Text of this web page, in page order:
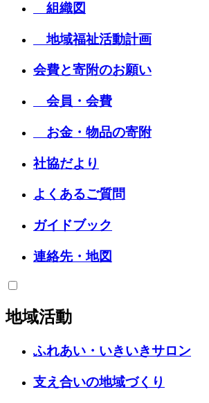
組織図
地域福祉活動計画
会費と寄附のお願い
会員・会費
お金・物品の寄附
社協だより
よくあるご質問
ガイドブック
連絡先・地図
地域活動
ふれあい・いきいきサロン
支え合いの地域づくり